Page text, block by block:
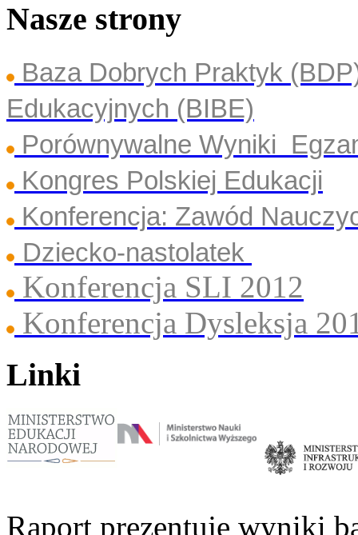
Nasze strony
Baza Dobrych Praktyk
Edukacyjnych (BIBE)
Porównywalne Wyniki
Kongres Polskiej Edukacji
Konferencja: Zawód
Dziecko-nastolatek
Konferencja SLI 2012
Konferencja Dysleksja
Linki
Raport prezentuje wyniki